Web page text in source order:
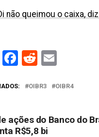
não queimou o caixa,
Twitter
Facebook
Reddit
OIBR3 OIBR4
ações do Banco do
R$5,8 bi